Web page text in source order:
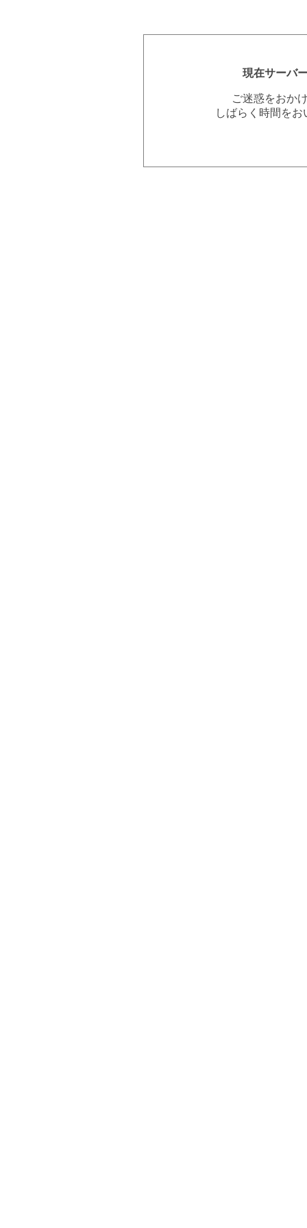
現在サーバ
ご迷惑をおか
しばらく時間を